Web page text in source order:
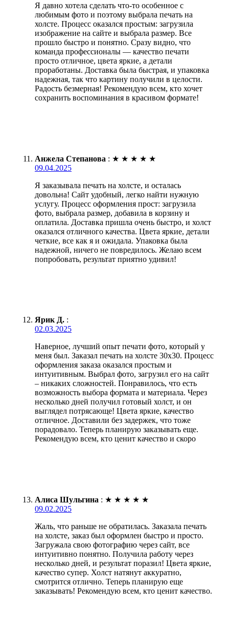
Я давно хотела сделать что-то особенное с
любимым фото и поэтому выбрала печать на
холсте. Процесс оказался простым: загрузила
изображение на сайте и выбрала размер. Все
прошло быстро и понятно. Сразу видно, что
команда профессионалы — качество печати
просто отличное, цвета яркие, а детали
проработаны. Доставка была быстрая, и упаковка
надежная, так что картину получили в целости.
Радость безмерная! Рекомендую всем, кто хочет
сохранить воспоминания в красивом формате!
Анжела Степанова : ★ ★ ★ ★ ★
09.04.2025
Я заказывала печать на холсте, и осталась
довольна! Сайт удобный, легко найти нужную
услугу. Процесс оформления прост: загрузила
фото, выбрала размер, добавила в корзину и
оплатила. Доставка пришла очень быстро, и холст
оказался отличного качества. Цвета яркие, детали
четкие, все как я и ожидала. Упаковка была
надежной, ничего не повредилось. Желаю всем
попробовать, результат приятно удивил!
Ярик Д. :
02.03.2025
Наверное, лучший опыт печати фото, который у
меня был. Заказал печать на холсте 30х30. Процесс
оформления заказа оказался простым и
интуитивным. Выбрал фото, загрузил его на сайт
– никаких сложностей. Понравилось, что есть
возможность выбора формата и материала. Через
несколько дней получил готовый холст, и он
выглядел потрясающе! Цвета яркие, качество
отличное. Доставили без задержек, что тоже
порадовало. Теперь планирую заказывать еще.
Рекомендую всем, кто ценит качество и скоро
Алиса Шульгина : ★ ★ ★ ★ ★
09.02.2025
Жаль, что раньше не обратилась. Заказала печать
на холсте, заказ был оформлен быстро и просто.
Загружала свою фотографию через сайт, все
интуитивно понятно. Получила работу через
несколько дней, и результат поразил! Цвета яркие,
качество супер. Холст натянут аккуратно,
смотрится отлично. Теперь планирую еще
заказывать! Рекомендую всем, кто ценит качество.